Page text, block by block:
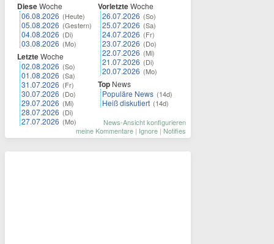
DieseWoche
06.08.2026 (Heute)
05.08.2026 (Gestern)
04.08.2026 (Di)
03.08.2026 (Mo)
LetzteWoche
02.08.2026 (So)
01.08.2026 (Sa)
31.07.2026 (Fr)
30.07.2026 (Do)
29.07.2026 (Mi)
28.07.2026 (Di)
27.07.2026 (Mo)
VorletzteWoche
26.07.2026 (So)
25.07.2026 (Sa)
24.07.2026 (Fr)
23.07.2026 (Do)
22.07.2026 (Mi)
21.07.2026 (Di)
20.07.2026 (Mo)
Top News
Populäre News (14d)
Heiß diskutiert (14d)
News-Ansicht konfigurieren
meine Kommentare | Ignore | Notifies